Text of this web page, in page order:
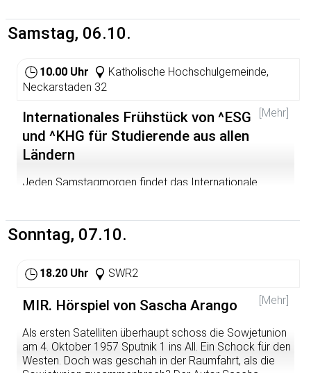
Samstag, 06.10.
10.00 Uhr
Katholische Hochschulgemeinde,
Neckarstaden 32
[Mehr]
Internationales Frühstück von ^ESG
und ^KHG für Studierende aus allen
Ländern
Jeden Samstagmorgen findet das Internationale
treffen sich Studierende aus allen Teilen der Welt und
genau das macht den Reiz der Treffen aus. Über die
hinweg kommt man schnell und unkompliziert
miteinander ins Gespräch. Studien- und
Lebenserfahrungen können ausgetauscht, nützliche
Tipps weitergegeben werden. Bei jeden Frühstück wird
vorgestellt. Für Brot, Butter, Marmelade, Kaffee und Tee
ist gesorgt - den Teilnehmenden entstehen keine Kosten
Sonntag, 07.10.
18.20 Uhr SWR2
[Mehr]
MIR. Hörspiel von Sascha Arango
Als ersten Satelliten überhaupt schoss die Sowjetunion
am 4. Oktober 1957 Sputnik 1 ins All. Ein Schock für den
Westen. Doch was geschah in der Raumfahrt, als die
Sowjetunion zusammenbrach? Der Autor Sascha